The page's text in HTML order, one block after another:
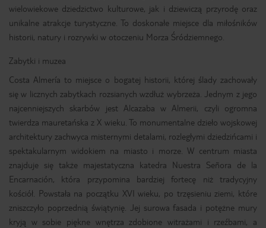
wielowiekowe dziedzictwo kulturowe, jak i dziewiczą przyrodę oraz
unikalne atrakcje turystyczne. To doskonałe miejsce dla miłośników
historii, natury i rozrywki w otoczeniu Morza Śródziemnego.
Zabytki i muzea
Costa Almería to miejsce o bogatej historii, której ślady zachowały
się w licznych zabytkach rozsianych wzdłuż wybrzeża. Jednym z jego
najcenniejszych skarbów jest Alcazaba w Almerii, czyli ogromna
twierdza mauretańska z X wieku. To monumentalne dzieło wojskowej
architektury zachwyca misternymi detalami, rozległymi dziedzińcami i
spektakularnym widokiem na miasto i morze. W centrum miasta
znajduje się także majestatyczna katedra Nuestra Señora de la
Encarnación, która przypomina bardziej fortecę niż tradycyjny
kościół. Powstała na początku XVI wieku, po trzęsieniu ziemi, które
zniszczyło poprzednią świątynię. Jej surowa fasada i potężne mury
kryją w sobie piękne wnętrza zdobione witrażami i rzeźbami, a